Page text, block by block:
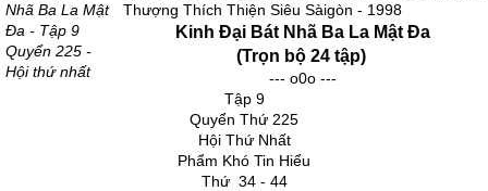
Nhã Ba La Mật
Đa - Tập 9
Quyển 225 -
Hội thứ nhất
Thượng Thích Thiện Siêu Sàigòn - 1998
Kinh Đại Bát Nhã Ba La Mật Đa
(Trọn bộ 24 tập)
--- o0o ---
Tập 9
Quyển Thứ 225
Hội Thứ Nhất
Phẩm Khó Tin Hiểu
Thứ 34 - 44